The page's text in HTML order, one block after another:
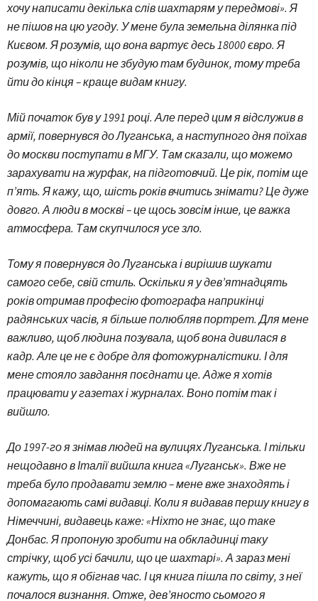
хочу написати декілька слів шахтарям у передмові». Я
не пішов на цю угоду. У мене була земельна ділянка під
Києвом. Я розумів, що вона вартує десь 18000 євро. Я
розумів, що ніколи не збудую там будинок, тому треба
йти до кінця – краще видам книгу.
Мій початок був у 1991 році. Але перед цим я відслужив в
армії, повернувся до Луганська, а наступного дня поїхав
до москви поступати в МГУ. Там сказали, що можемо
зарахувати на журфак, на підготовчий. Це рік, потім ще
п’ять. Я кажу, що, шість років вчитись знімати? Це дуже
довго. А люди в москві – це щось зовсім інше, це важка
атмосфера. Там скупчилося усе зло.
Тому я повернувся до Луганська і вирішив шукати
самого себе, свій стиль. Оскільки я у дев’ятнадцять
років отримав професію фотографа наприкінці
радянських часів, я більше полюбляв портрет. Для мене
важливо, щоб людина позувала, щоб вона дивилася в
кадр. Але це не є добре для фотожурналістики. І для
мене стояло завдання поєднати це. Адже я хотів
працювати у газетах і журналах. Воно потім так і
вийшло.
До 1997-го я знімав людей на вулицях Луганська. І тільки
нещодавно в Італії вийшла книга «Луганськ». Вже не
треба було продавати землю – мене вже знаходять і
допомагають самі видавці. Коли я видавав першу книгу в
Німеччині, видавець каже: «Ніхто не знає, що таке
Донбас. Я пропоную зробити на обкладинці таку
стрічку, щоб усі бачили, що це шахтарі». А зараз мені
кажуть, що я обігнав час. І ця книга пішла по світу, з неї
почалося визнання. Отже, дев’яносто сьомого я